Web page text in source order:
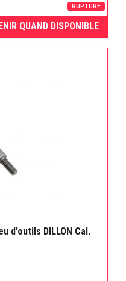
RUPTURE
QUAND DISPONIBLE
d'outils DILLON Cal.